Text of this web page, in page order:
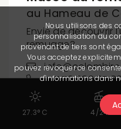
au Hameau de
Envie de découvrir
remuage?
+41 79 880 87
Ouvert aujourd'hui -
27.3° C 4/24
Nous utilisons des
personnalisation du
provenant de tiers sont
Vous acceptez
pouvez révoquer ce
d'informations dans